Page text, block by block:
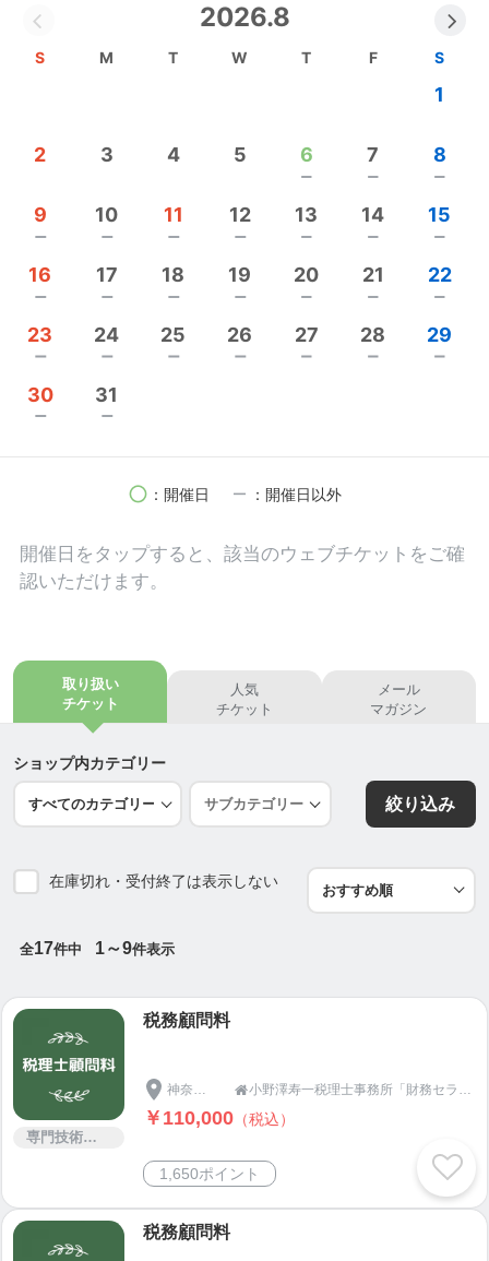
商標登録
に！
MISSION：対話を通じて可能性を分かち合い、踏み
出す勇気と得たい結果を見える化し、次の一歩を共
に作り続ける
VALUE：【本質を追究する】
【共に成長！】
【あきらめない】
【ご縁を大切にする】
税金計算のためだけの会計ではなく、経営者・事業
も笑顔でいられるようなお手伝いがしたいです。
「私が関わることで、資金繰りで駆け回っていた会
社が、利益が出る会社・お金が残る会社に変わって
いきます。どうしてお金が残るか？それは儲けの仕
組みを作ることにあります。どうでしょう、私と一
緒に儲けの仕組みを作ってみませんか？」
私どもは、まず経営者・事業主のみなさまの目指す
方向性を確認するためみなさまの経営理念を共有さ
せていただきます。
そのうえで中期（5年間）事業計画書の策定の支援、
計画上必要な資金繰り、合わせて融資関係の資料作
りのお手伝いをさせていただきます。
計画実施時には、単年度での事業計画を作成しタイ
ムリーに予算と実際の数字とを検証しより良い経営
ができるようお手伝いいたします。
上記事業計画の達成を第一の目標とする中で、わか
りやすい会計・あんしん経営をサポートしていきた
2026.8
S M T W T F S
1
2 3 4 5 6
remove
7
remove
8
remove
9
remove
10
remove
11
remove
12
remove
13
remove
14
remove
15
remove
16
remove
17
remove
18
remove
19
remove
20
remove
21
remove
22
remove
23
remove
24
remove
25
remove
26
remove
27
remove
28
remove
29
remove
30
remove
31
remove
circle ：開催日 remove ：開催日以外
開催日を タップすると、該当のウェブチケットをご確
認いただけます。
取り扱い
チケット
人気
チケット
メール
マガジン
ショップ内カテゴリー
絞り込み
在庫切れ・受付終了は表示しない
全17件中 1～9件表示
専門技術サービス
税務顧問料

￥110,000 （税込）
1,650ポイント
税務顧問料